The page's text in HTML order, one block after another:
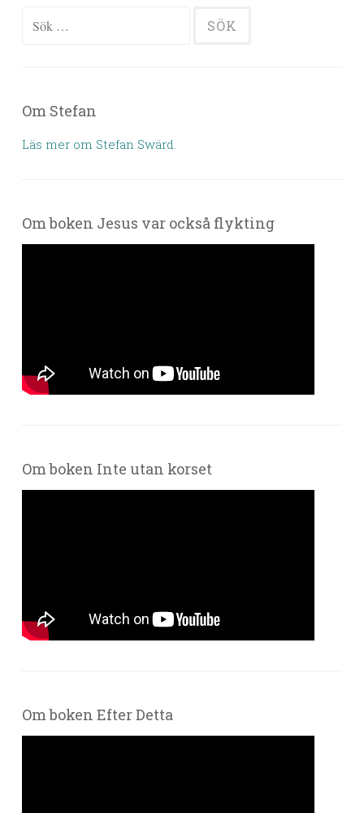
Sök efter:
Om Stefan
Läs mer om Stefan Swärd.
Om boken Jesus var också flykting
Om boken Inte utan korset
Om boken Efter Detta